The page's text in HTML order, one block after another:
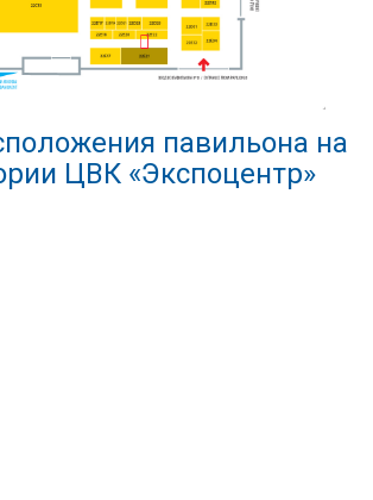
павильона на
ЦВК «Экспоцентр»